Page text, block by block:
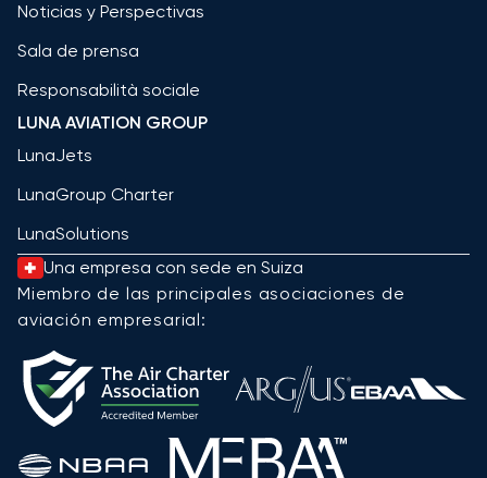
Noticias y Perspectivas
Sala de prensa
Responsabilità sociale
LUNA AVIATION GROUP
LunaJets
LunaGroup Charter
LunaSolutions
Una empresa con sede en Suiza
Miembro de las principales asociaciones de
aviación empresarial: